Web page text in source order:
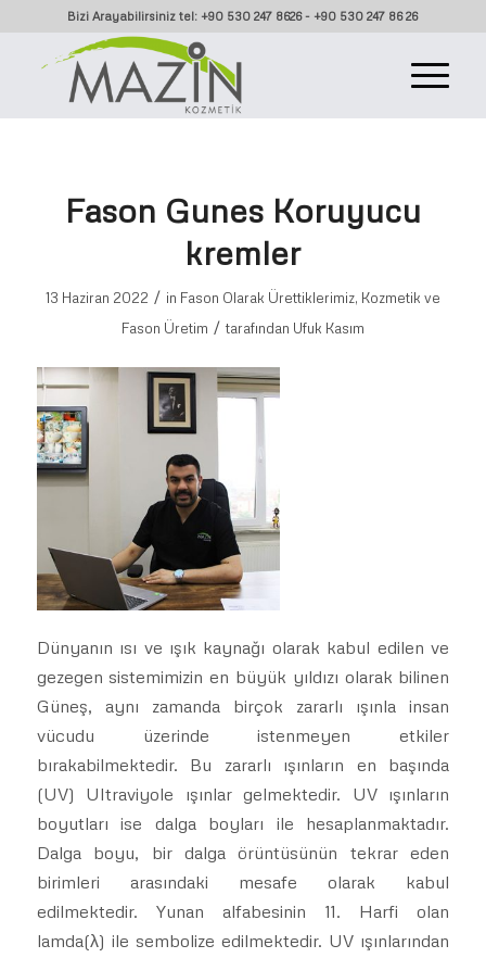
Bizi Arayabilirsiniz tel: +90 530 247 8626 - +90 530 247 86 26
Fason Gunes Koruyucu
kremler
13 Haziran 2022 / in Fason Olarak Ürettiklerimiz, Kozmetik ve
Fason Üretim / tarafından Ufuk Kasım
Dünyanın ısı ve ışık kaynağı olarak kabul edilen ve
gezegen sistemimizin en büyük yıldızı olarak bilinen
Güneş, aynı zamanda birçok zararlı ışınla insan
vücudu üzerinde istenmeyen etkiler
bırakabilmektedir. Bu zararlı ışınların en başında
(UV) Ultraviyole ışınlar gelmektedir. UV ışınların
boyutları ise dalga boyları ile hesaplanmaktadır.
Dalga boyu, bir dalga örüntüsünün tekrar eden
birimleri arasındaki mesafe olarak kabul
edilmektedir. Yunan alfabesinin 11. Harfi olan
lamda(λ) ile sembolize edilmektedir. UV ışınlarından